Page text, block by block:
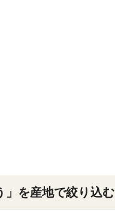
」を産地で絞り込む